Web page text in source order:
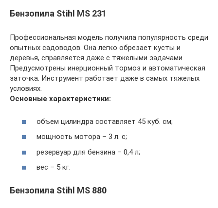
Бензопила Stihl MS 231
Профессиональная модель получила популярность среди
опытных садоводов. Она легко обрезает кусты и
деревья, справляется даже с тяжелыми задачами.
Предусмотрены инерционный тормоз и автоматическая
заточка. Инструмент работает даже в самых тяжелых
условиях.
Основные характеристики:
объем цилиндра составляет 45 куб. см;
мощность мотора – 3 л. с;
резервуар для бензина – 0,4 л;
вес – 5 кг.
Бензопила Stihl MS 880